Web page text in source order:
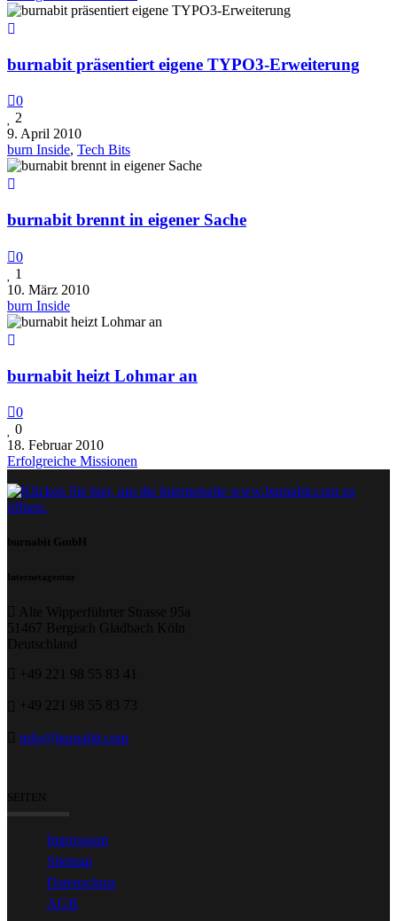
burnabit präsentiert eigene TYPO3-Erweiterung
0
2
9. April 2010
burn Inside, Tech Bits
burnabit brennt in eigener Sache
0
1
10. März 2010
burn Inside
burnabit heizt Lohmar an
0
0
18. Februar 2010
Erfolgreiche Missionen
burnabit GmbH
Internetagentur
Alte Wipperführter Strasse 95a
51467 Bergisch Gladbach Köln
Deutschland
+49 221 98 55 83 41
+49 221 98 55 83 73
info@burnabit.com
SEITEN
Impressum
Sitemap
Datenschutz
AGB